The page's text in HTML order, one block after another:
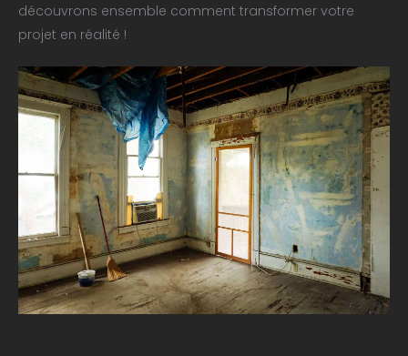
découvrons ensemble comment transformer votre
projet en réalité !